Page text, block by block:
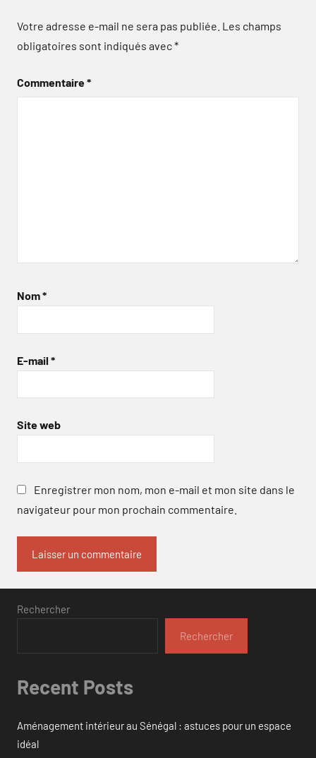
Votre adresse e-mail ne sera pas publiée. Les champs
obligatoires sont indiqués avec*
Commentaire*
Nom*
E-mail *
Site web
Enregistrer mon nom, mon e-mail et mon site dans le
navigateur pour mon prochain commentaire.
Rechercher
Rechercher
Recent Posts
Aménagement intérieur au Sénégal : astuces pour un espace
idéal